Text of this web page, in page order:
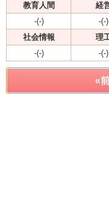
教育人間
経
-(-)
-(-)
社会情報
理
-(-)
-(-)
«